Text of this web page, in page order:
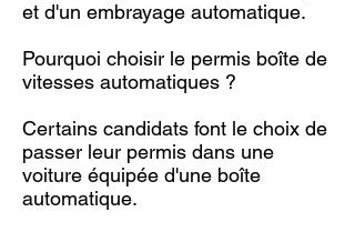
et d'un embrayage automatique.
Pourquoi choisir le permis boîte de
vitesses automatiques ?
Certains candidats font le choix de
passer leur permis dans une
voiture équipée d'une boîte
automatique.